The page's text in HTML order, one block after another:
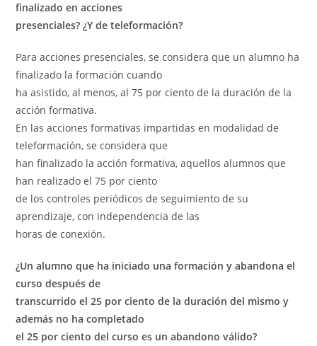
finalizado en acciones
presenciales? ¿Y de teleformación?
Para acciones presenciales, se considera que un alumno ha
finalizado la formación cuando
ha asistido, al menos, al 75 por ciento de la duración de la
acción formativa.
En las acciones formativas impartidas en modalidad de
teleformación, se considera que
han finalizado la acción formativa, aquellos alumnos que
han realizado el 75 por ciento
de los controles periódicos de seguimiento de su
aprendizaje, con independencia de las
horas de conexión.
¿Un alumno que ha iniciado una formación y abandona el
curso después de
transcurrido el 25 por ciento de la duración del mismo y
además no ha completado
el 25 por ciento del curso es un abandono válido?